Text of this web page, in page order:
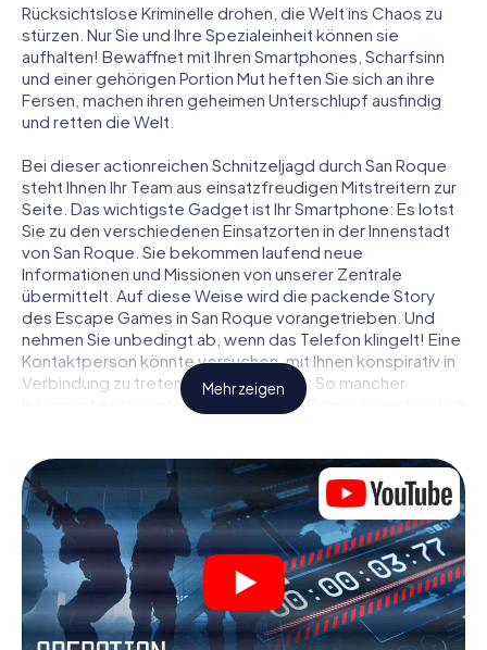
Rücksichtslose Kriminelle drohen, die Welt ins Chaos zu
stürzen. Nur Sie und Ihre Spezialeinheit können sie
aufhalten! Bewaffnet mit Ihren Smartphones, Scharfsinn
und einer gehörigen Portion Mut heften Sie sich an ihre
Fersen, machen ihren geheimen Unterschlupf ausfindig
und retten die Welt.
Bei dieser actionreichen Schnitzeljagd durch San Roque
steht Ihnen Ihr Team aus einsatzfreudigen Mitstreitern zur
Seite. Das wichtigste Gadget ist Ihr Smartphone: Es lotst
Sie zu den verschiedenen Einsatzorten in der Innenstadt
von San Roque. Sie bekommen laufend neue
Informationen und Missionen von unserer Zentrale
übermittelt. Auf diese Weise wird die packende Story
des Escape Games in San Roque vorangetrieben. Und
nehmen Sie unbedingt ab, wenn das Telefon klingelt! Eine
Kontaktperson könnte versuchen, mit Ihnen konspirativ in
Verbindung zu treten … Doch Vorsicht: So mancher
Informant entpuppt sich als dubioser Doppelagent und so
und vor allem: Vertrauen Sie niemandem!
Anders als in einem klassischen Escape Room in San
Roque sind Sie also nicht in ein Zimmer eingesperrt, aus
dem Sie sich in einem vorgegebenen Zeitfenster
befreien müssen. Diese Smartphone Schnitzeljagd erklärt
ganz San Roque zu Ihrem persönlichen Spielfeld! Die
technische Voraussetzung für Ihr Agentenabenteuer in
San Roque: Ein Smartphone mit Zugang ins mobile
Mehr zeigen